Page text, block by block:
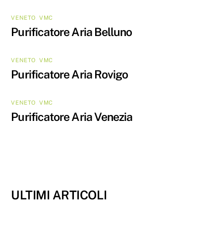
VENETO ,VMC
Purificatore Aria Belluno
VENETO ,VMC
Purificatore Aria Rovigo
VENETO ,VMC
Purificatore Aria Venezia
ULTIMI ARTICOLI